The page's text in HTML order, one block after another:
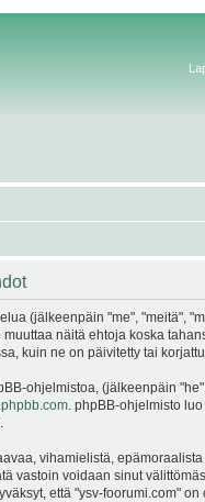
(jälkeenpäin "me", "meitä",
näitä ehtoja koska
kuin ne on päivitetty tai
ohjelmistoa, (jälkeenpäin
. phpBB-ohjelmisto
.
vihamielistä,
vastoin voidaan sinut
että "ysv-foorumi.com"